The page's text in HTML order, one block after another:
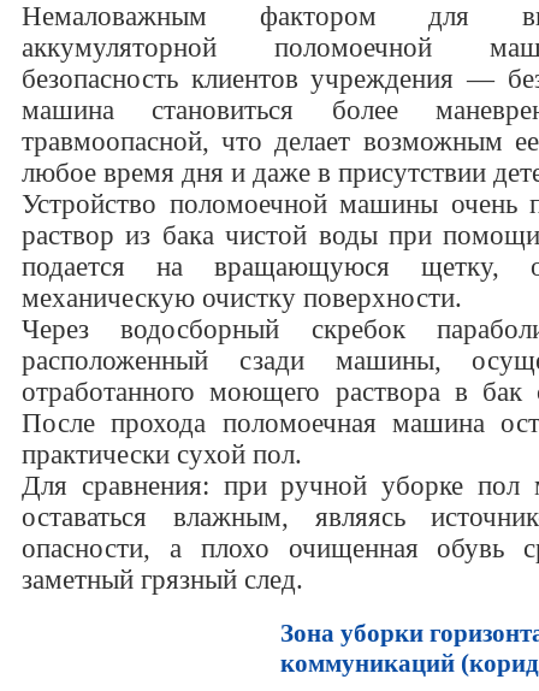
Немаловажным фактором для
аккумуляторной поломоечной
безопасность клиентов учреждения —
машина становиться более
травмоопасной, что делает возможным
любое время дня и даже в присутствии
Устройство поломоечной машины
раствор из бака чистой воды при
подается на вращающуюся щетку,
механическую очистку поверхности.
Через водосборный скребок
расположенный сзади машины,
отработанного моющего раствора в бак
После прохода поломоечная машина
практически сухой пол.
Для сравнения: при ручной уборке пол
оставаться влажным, являясь
опасности, а плохо очищенная обувь
заметный грязный след.
Зона уборки
коммуникаций